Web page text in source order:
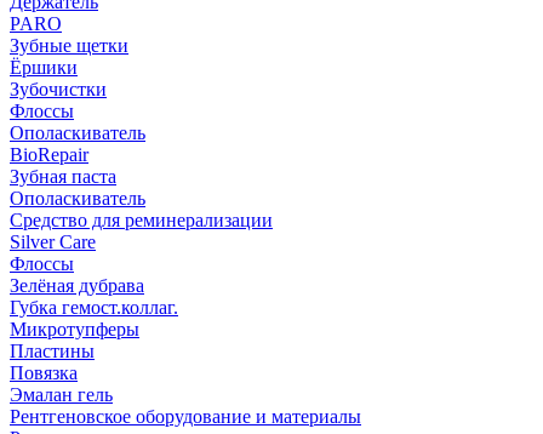
PARO
Зубные щетки
Ёршики
Зубочистки
Флоссы
Ополаскиватель
BioRepair
Зубная паста
Ополаскиватель
Средство для реминерализации
Silver Care
Флоссы
Зелёная дубрава
Губка гемост.коллаг.
Микротупферы
Пластины
Повязка
Эмалан гель
Рентгеновское оборудование и материалы